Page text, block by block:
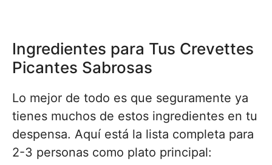
Ingredientes para Tus Crevettes
Picantes Sabrosas
Lo mejor de todo es que seguramente ya
tienes muchos de estos ingredientes en tu
despensa. Aquí está la lista completa para
2-3 personas como plato principal: